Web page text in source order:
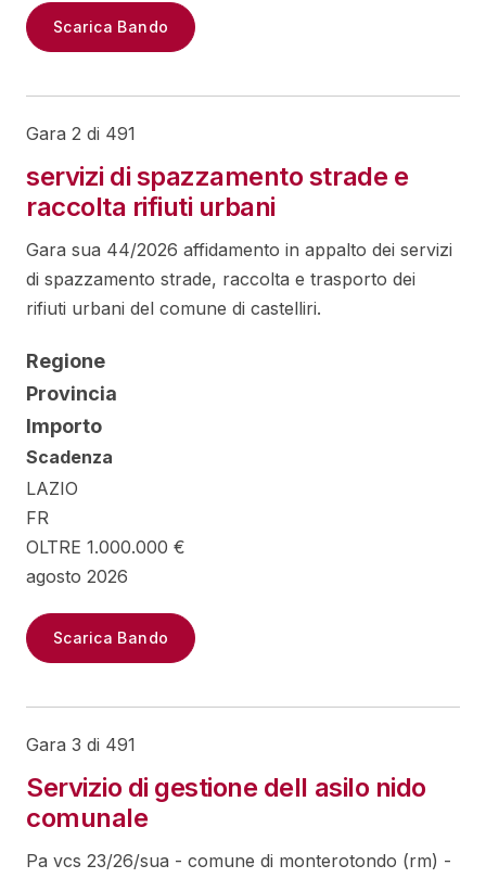
Scarica Bando
Gara 2 di 491
servizi di spazzamento strade e
raccolta rifiuti urbani
Gara sua 44/2026 affidamento in appalto dei servizi
di spazzamento strade, raccolta e trasporto dei
rifiuti urbani del comune di castelliri.
Regione
Provincia
Importo
Scadenza
LAZIO
FR
OLTRE 1.000.000 €
agosto 2026
Scarica Bando
Gara 3 di 491
Servizio di gestione dell asilo nido
comunale
Pa vcs 23/26/sua - comune di monterotondo (rm) -